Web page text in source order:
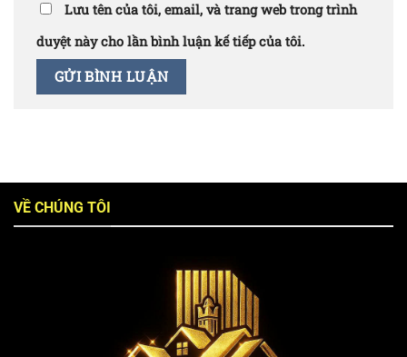
Lưu tên của tôi, email, và trang web trong trình
duyệt này cho lần bình luận kế tiếp của tôi.
VỀ CHÚNG TÔI